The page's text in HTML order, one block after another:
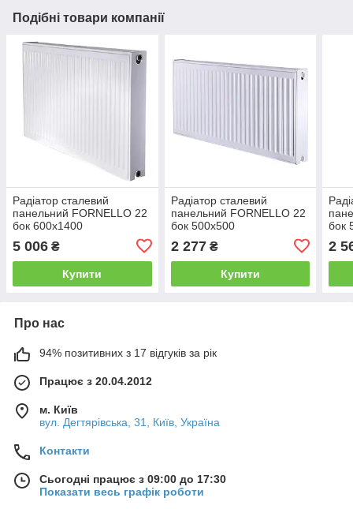
Подібні товари компанії
Радіатор сталевий
панельний FORNELLO 22
бок 600х1400
5 006 ₴
Купити
Радіатор сталевий
панельний FORNELLO 22
бок 500x500
2 277₴
Купити
бок
2
Про нас
94% позитивних з 17 відгуків за рік
Працює з 20.04.2012
м. Київ
вул. Дегтярівська, 31, Київ, Україна
Контакти
Сьогодні працює з 09:00 до 17:30
Показати весь графік роботи